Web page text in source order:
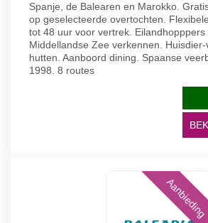
Spanje, de Balearen en Marokko.
op geselecteerde overtochten.
tot 48 uur voor vertrek. Eilandhopppers
Middellandse Zee verkennen. Huisdier-
hutten. Aanboord dining. Spaanse
1998. 8 routes
Aanbieding